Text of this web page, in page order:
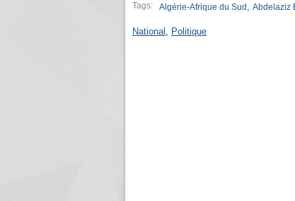
Tags: Algérie-Afrique du Sud , Abdelaziz
National , Politique